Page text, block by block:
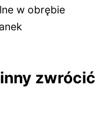
w obrębie
zwrócić